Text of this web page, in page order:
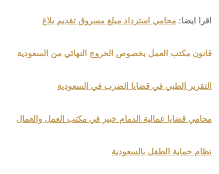
اقرا ايضا: محامي استرداد مبلغ مسروق تقديم بلاغ
قانون مكتب العمل بخصوص الخروج النهائي من السعودية
التقرير الطبي في قضايا الضرب في السعودية
محامي قضايا عمالية الدمام خبير في مكتب العمل والعمال
نظام حماية الطفل بالسعودية